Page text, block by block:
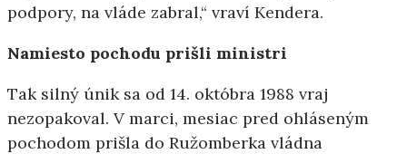
podpory, na vláde zabral,“ vraví Kendera.
Namiesto pochodu prišli ministri
Tak silný únik sa od 14. októbra 1988 vraj
nezopakoval. V marci, mesiac pred ohláseným
pochodom prišla do Ružomberka vládna